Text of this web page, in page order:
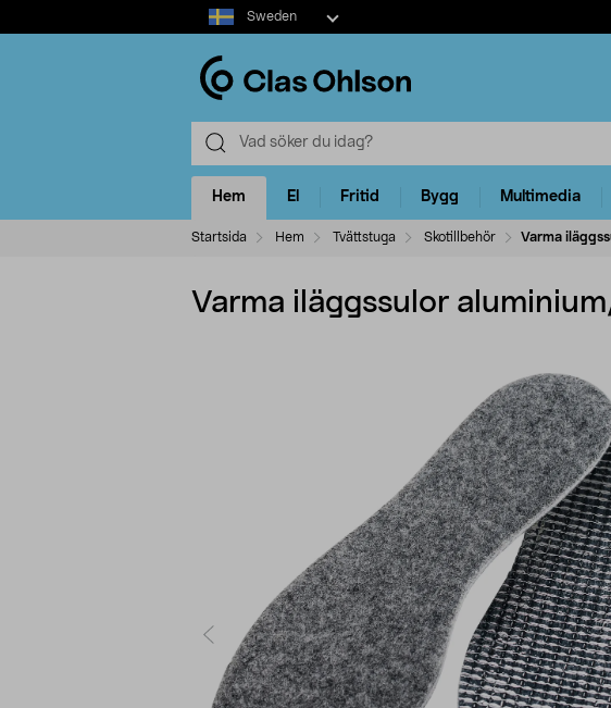
Select
market
Sweden
Hem El Fritid Bygg Multimedia
Startsida Hem Tvättstuga Skotillbehör Varma
Varma iläggssulor